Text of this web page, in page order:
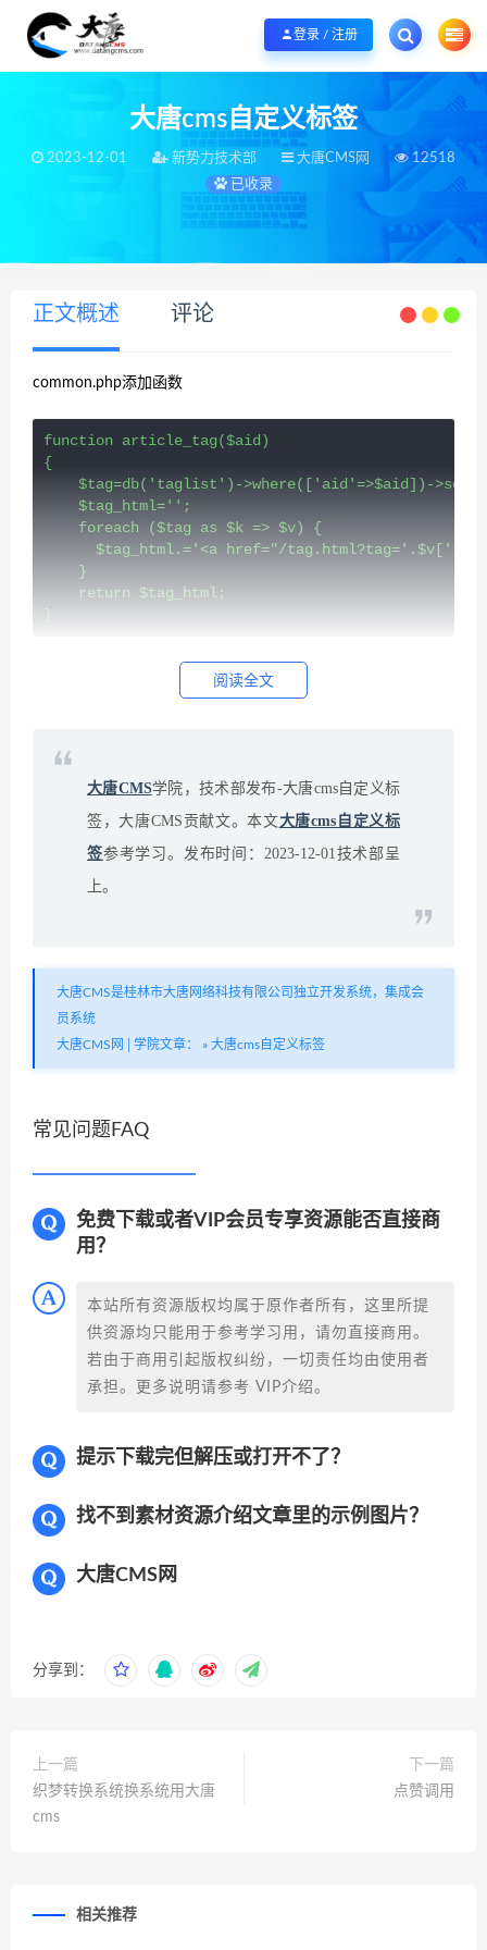
欢迎您光临大唐CMS网，本站秉承服务宗旨 履行“站长”责任，销售只是起点 服
登录 / 注册
大唐cms自定义标签
2023-12-01 新势力技术部 大唐CMS网
12518
已收录
正文概述 评论
common.php添加函数
function article_tag($aid)
{
$tag=db('taglist')->where(['aid'=>$aid])-
$tag_html='';
foreach ($tag as $k => $v) {
$tag_html.='<a href="/
}
return $tag_html;
}
调用标签：[$id|article_tag=$id/]阅读全文
大唐CMS学院，技术部发布-大唐cms自定义标
签，大唐CMS贡献文。本文大唐cms自定义标
签参考学习。发布时间：2023-12-01技术部呈
上。
大唐CMS是桂林市大唐网络科技有限公司独立开发系统，集成会
员系统
大唐CMS网│学院文章：
» 大唐cms自定义标签
常见问题FAQ
免费下载或者VIP会员专享资源能否直接商
用？
本站所有资源版权均属于原作者所有，这里所提
供资源均只能用于参考学习用，请勿直接商用。
若由于商用引起版权纠纷，一切责任均由使用者
承担。更多说明请参考 VIP介绍。
提示下载完但解压或打开不了？
找不到素材资源介绍文章里的示例图片？
大唐CMS网
分享到：
上一篇
织梦转换系统换系统用大唐
cms
下一篇
点赞调用
相关推荐